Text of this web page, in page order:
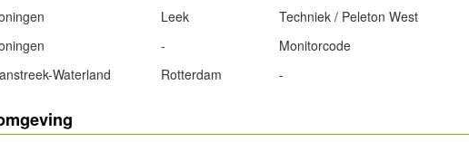
Leek
Techniek / Peleton West
-
Monitorcode
Waterland Rotterdam -